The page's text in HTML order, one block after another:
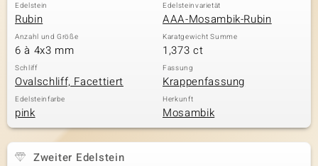
Edelstein
Rubin
Edelsteinvarietät
AAA-Mosambik-Rubin
Anzahl und Größe
6 à 4x3 mm
Karatgewicht Summe
1,373 ct
Schliff
Ovalschliff, Facettiert
Fassung
Krappenfassung
Edelsteinfarbe
pink
Herkunft
Mosambik
Zweiter Edelstein